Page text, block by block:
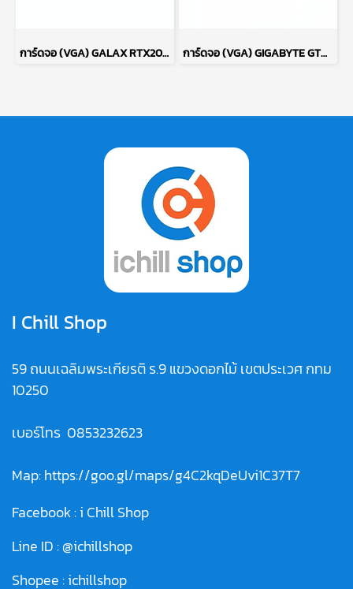
การ์ดจอ (VGA) GALAX RTX2060 12GB PLUS (1-CLICK OC) P17699 การ์ดจอ (VGA) GIGABYTE GTX1660 SUPER 6GB 2F OC P13505
I Chill Shop
59 ถนนเฉลิมพระเกียรติ ร.9 แขวงดอกไม้ เขตประเวศ กทม
10250
เบอร์โทร 0853232623
Map:https://goo.gl/maps/g4C2kqDeUvi1C37T7
Facebook :i Chill Shop
Line ID :@ichillshop
Shopee :ichillshop